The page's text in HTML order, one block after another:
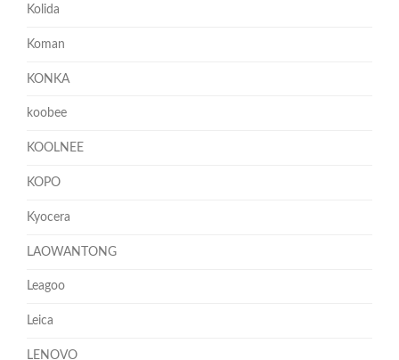
Kolida
Koman
KONKA
koobee
KOOLNEE
KOPO
Kyocera
LAOWANTONG
Leagoo
Leica
LENOVO